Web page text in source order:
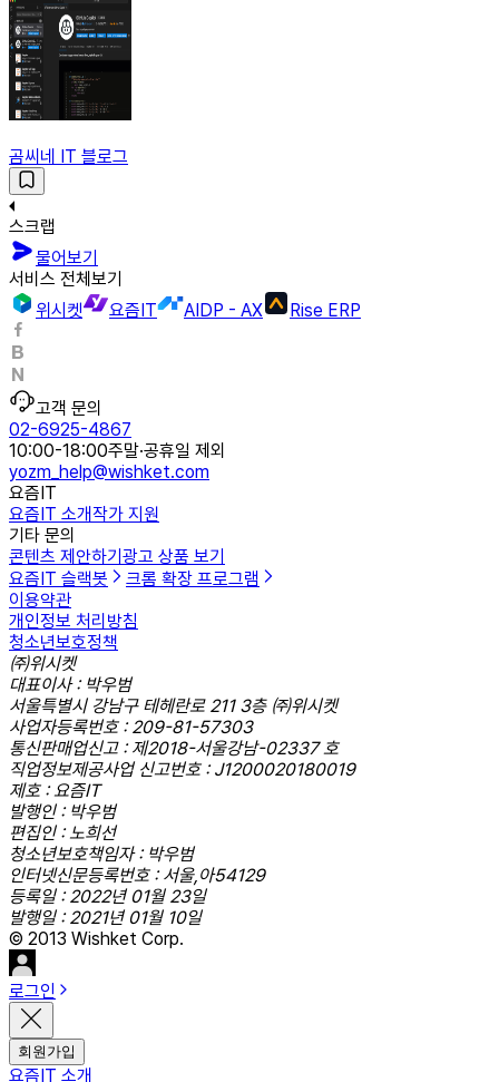
곰씨네 IT 블로그
스크랩
물어보기
서비스 전체보기
위시켓
요즘IT AIDP - AX Rise ERP
고객 문의
02-6925-4867
10:00-18:00주말·공휴일 제외
yozm_help@wishket.com
요즘IT
요즘IT 소개작가 지원
기타 문의
콘텐츠 제안하기 광고 상품 보기
요즘IT 슬랙봇
크롬 확장 프로그램
이용약관
개인정보 처리방침
청소년보호정책
㈜위시켓
대표이사 : 박우범
서울특별시 강남구 테헤란로 211 3층 ㈜위시켓
사업자등록번호 : 209-81-57303
통신판매업신고 : 제2018-서울강남-02337 호
직업정보제공사업 신고번호 : J1200020180019
제호 : 요즘IT
발행인 : 박우범
편집인 : 노희선
청소년보호책임자 : 박우범
인터넷신문등록번호 : 서울,아54129
등록일 : 2022년 01월 23일
발행일 : 2021년 01월 10일
© 2013 Wishket Corp.
로그인
회원가입
요즘IT 소개